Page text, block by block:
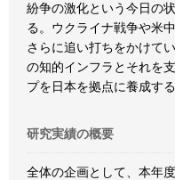
紛争の激化という今日の
る。ウクライナ戦争や米
さらに追い打ちをかけて
の知的インフラとそれを
プを日本を拠点に養成する
研究実績の概要
全体の企画として、本年